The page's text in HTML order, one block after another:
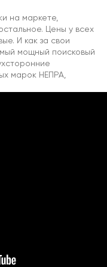
на маркете,
Цены у всех
И как за свои
мощный поисковый
марок НЕПРА,